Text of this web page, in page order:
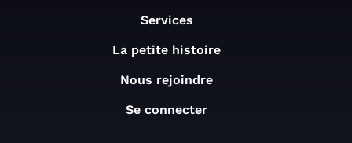
Services
La petite histoire
Nous rejoindre
Se connecter